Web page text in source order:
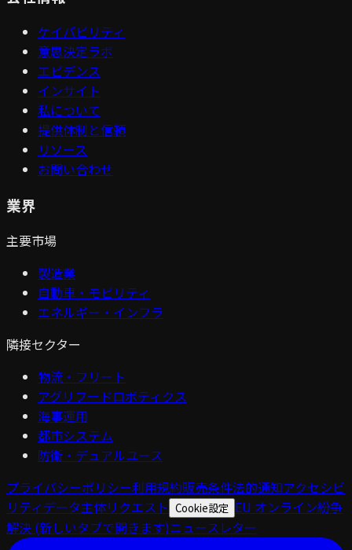
ケイパビリティ
意思決定ラボ
エビデンス
インサイト
私について
提供体制と信頼
リソース
お問い合わせ
業界
主要市場
製造業
自動車・モビリティ
エネルギー・インフラ
隣接セクター
物流・フリート
アグリフードロボティクス
海事運用
都市システム
防衛・デュアルユース
プライバシーポリシー利用規約販売条件法的通知アクセシビ
リティデータ主体リクエスト Cookie設定 EU オンライン紛争
解決 (新しいタブで開きます)ニュースレター